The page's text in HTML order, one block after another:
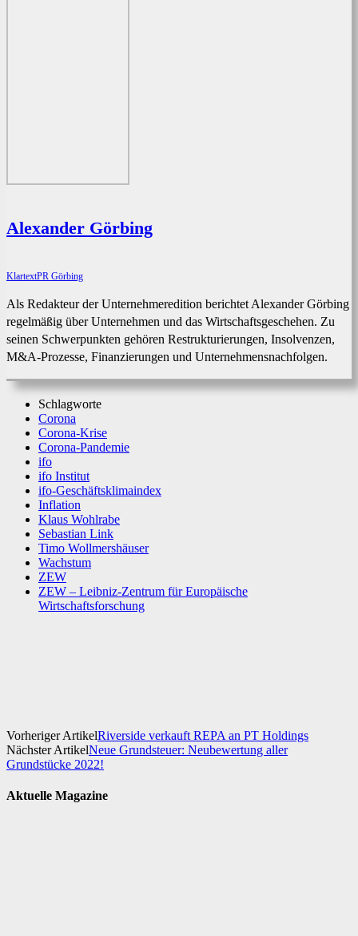
Alexander Görbing
KlartextPR Görbing
Als Redakteur der Unternehmeredition berichtet Alexander Görbing
regelmäßig über Unternehmen und das Wirtschaftsgeschehen. Zu
seinen Schwerpunkten gehören Restrukturierungen, Insolvenzen,
M&A-Prozesse, Finanzierungen und Unternehmensnachfolgen.
Schlagworte
Corona
Corona-Krise
Corona-Pandemie
ifo
ifo Institut
ifo-Geschäftsklimaindex
Inflation
Klaus Wohlrabe
Sebastian Link
Timo Wollmershäuser
Wachstum
ZEW
ZEW – Leibniz-Zentrum für Europäische
Wirtschaftsforschung
Vorheriger ArtikelRiverside verkauft REPA an PT Holdings
Nächster ArtikelNeue Grundsteuer: Neubewertung aller
Grundstücke 2022!
Aktuelle Magazine